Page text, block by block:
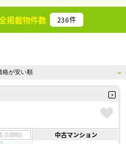
掲載物件数 236件
会員限定 中古マンション